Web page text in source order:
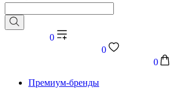
0
0
0
Премиум-бренды